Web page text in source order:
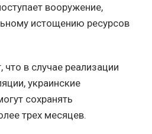
вооружение,
истощению ресурсов
что в случае реализации
украинские
сохранять
трех месяцев.